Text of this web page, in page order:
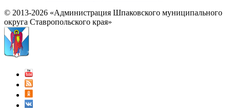
© 2013-2026 «Администрация Шпаковского муниципального
округа Ставропольского края»